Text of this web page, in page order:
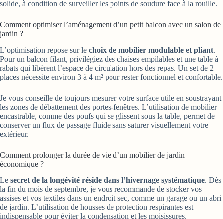
solide, à condition de surveiller les points de soudure face à la rouille.
Comment optimiser l’aménagement d’un petit balcon avec un salon de
jardin ?
L’optimisation repose sur le choix de mobilier modulable et pliant.
Pour un balcon filant, privilégiez des chaises empilables et une table à
rabats qui libèrent l’espace de circulation hors des repas. Un set de 2
places nécessite environ 3 à 4 m² pour rester fonctionnel et confortable.
Je vous conseille de toujours mesurer votre surface utile en soustrayant
les zones de débattement des portes-fenêtres. L’utilisation de mobilier
encastrable, comme des poufs qui se glissent sous la table, permet de
conserver un flux de passage fluide sans saturer visuellement votre
extérieur.
Comment prolonger la durée de vie d’un mobilier de jardin
économique ?
Le secret de la longévité réside dans l’hivernage systématique. Dès
la fin du mois de septembre, je vous recommande de stocker vos
assises et vos textiles dans un endroit sec, comme un garage ou un abri
de jardin. L’utilisation de housses de protection respirantes est
indispensable pour éviter la condensation et les moisissures.